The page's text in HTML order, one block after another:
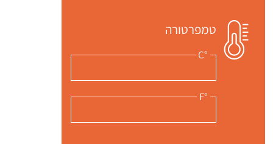
כמנויים ותלחצו על הפעמון תקבלו התראה לטלפון הנייד ברגע שעולה מתכון חדש לערוץ,
טמפרטורה
°C
°F